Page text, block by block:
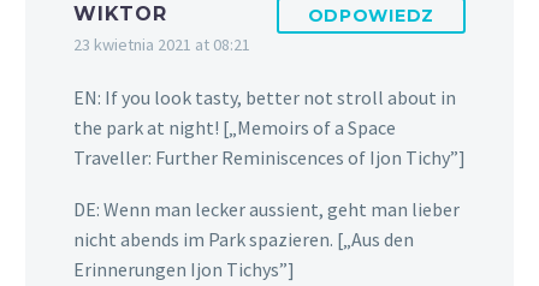
WIKTOR
23 kwietnia 2021 at 08:21
ODPOWIEDZ
EN: If you look tasty, better not stroll about in
the park at night! [„Memoirs of a Space
Traveller: Further Reminiscences of Ijon Tichy”]
DE: Wenn man lecker aussient, geht man lieber
nicht abends im Park spazieren. [„Aus den
Erinnerungen Ijon Tichys”]